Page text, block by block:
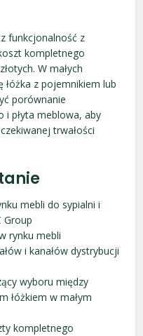
funkcjonalność z
kompletnego
W małych
z pojemnikiem lub
porównanie
i płyta meblowa, aby
trwałości
mebli do sypialni i
rynku mebli
i kanałów dystrybucji
wyboru między
łóżkiem w małym
kompletnego